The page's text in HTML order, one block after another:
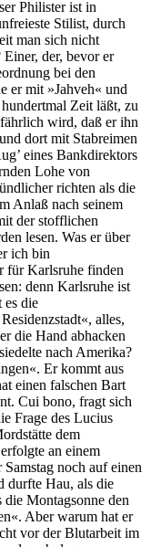
Philister ist in
Stilist, durch
man sich nicht
der, bevor er
bei den
er mit »Jahveh« und
Zeit läßt, zu
wird, daß er ihn
dort mit Stabreimen
eines Bankdirektors
Lohe von
richten als die
Anlaß nach seinem
der stofflichen
lesen. Was er über
ich bin
für Karlsruhe finden
denn Karlsruhe ist
es die
alles,
die Hand abhacken
nach Amerika?
Er kommt aus
einen falschen Bart
Cui bono, fragt sich
Frage des Lucius
dem
an einem
noch auf einen
durfte Hau, als die
Montagsonne den
Aber warum hat er
vor der Blutarbeit im